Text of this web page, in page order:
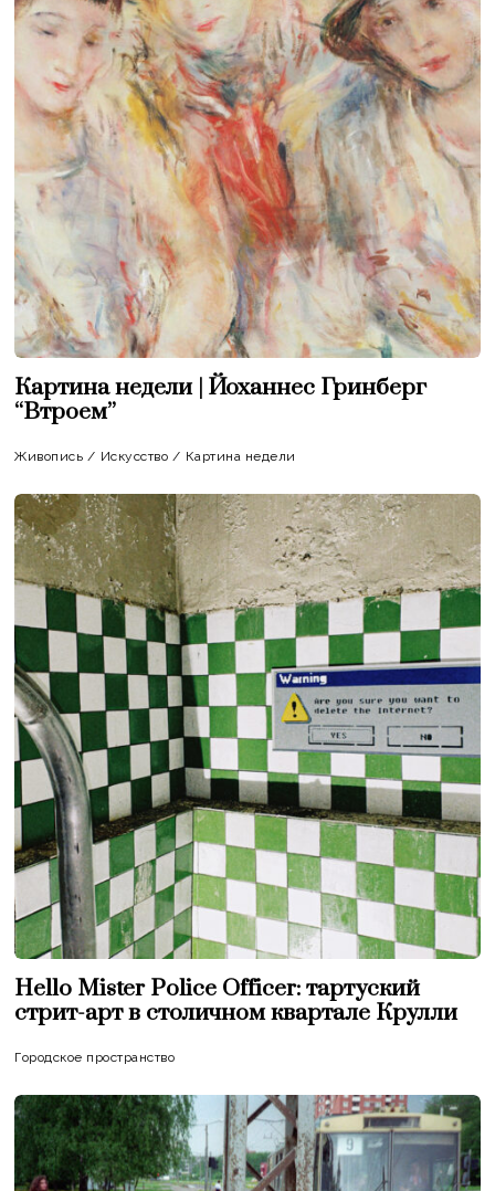
Картина недели | Йоханнес Гринберг
“Втроем”
Живопись / Искусство / Картина недели
Hello Mister Police Officer: тартуский
стрит-арт в столичном квартале Крулли
Городское пространство